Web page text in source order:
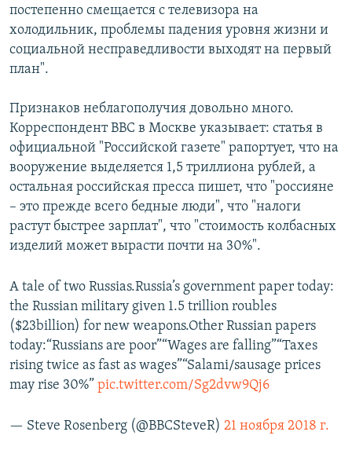
постепенно смещается с телевизора на
холодильник, проблемы падения уровня жизни и
социальной несправедливости выходят на первый
план".
Признаков неблагополучия довольно много.
Корреспондент BBC в Москве указывает: статья в
официальной "Российской газете" рапортует, что на
вооружение выделяется 1,5 триллиона рублей, а
остальная российская пресса пишет, что "россияне
– это прежде всего бедные люди", что "налоги
растут быстрее зарплат", что "стоимость колбасных
изделий может вырасти почти на 30%".
A tale of two Russias.Russia’s government paper today:
the Russian military given 1.5 trillion roubles
($23billion) for new weapons.Other Russian papers
today:“Russians are poor”“Wages are falling”“Taxes
rising twice as fast as wages”“Salami/sausage prices
may rise 30%” pic.twitter.com/Sg2dvw9Qj6
— Steve Rosenberg (@BBCSteveR) 21 ноября 2018 г.